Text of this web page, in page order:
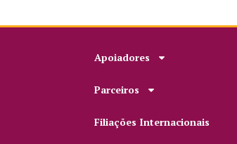
Apoiadores
Parceiros
Filiações Internacionais